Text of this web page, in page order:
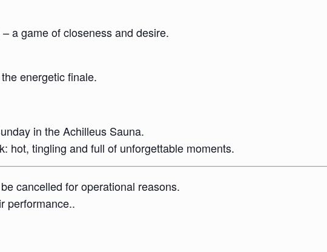
a game of closeness and desire.
energetic finale.
in the Achilleus Sauna.
hot, tingling and full of unforgettable moments.
cancelled for operational reasons.
performance..